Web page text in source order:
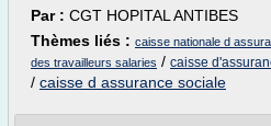
Par : CGT HOPITAL ANTIBES
Thèmes liés : caisse nationale d
des travailleurs salaries / caisse
/ caisse d assurance sociale